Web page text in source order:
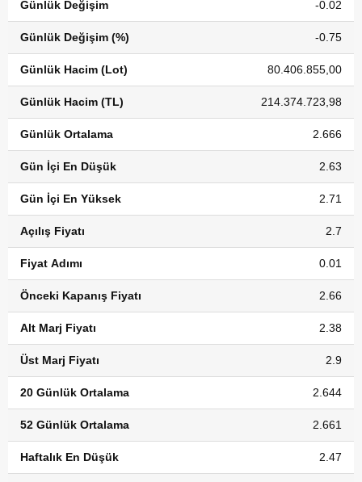
Günlük Değişim -0.02
Günlük Değişim (%) -0.75
Günlük Hacim (Lot) 80.406.855,00
Günlük Hacim (TL) 214.374.723,98
Günlük Ortalama 2.666
Gün İçi En Düşük 2.63
Gün İçi En Yüksek 2.71
Açılış Fiyatı 2.7
Fiyat Adımı 0.01
Önceki Kapanış Fiyatı 2.66
Alt Marj Fiyatı 2.38
Üst Marj Fiyatı 2.9
20 Günlük Ortalama 2.644
52 Günlük Ortalama 2.661
Haftalık En Düşük 2.47